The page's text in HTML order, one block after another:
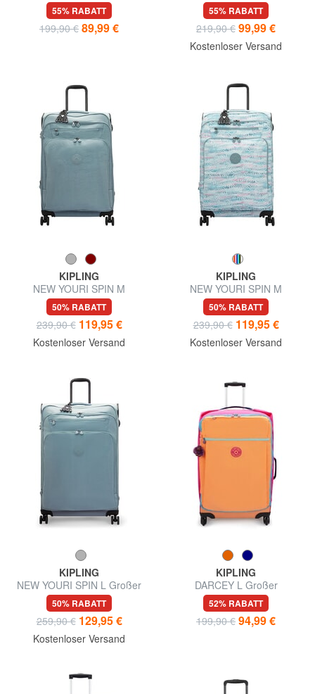
55% RABATT
199,90 € 89,99 €
55% RABATT
219,90 € 99,99 €
Kostenloser Versand
KIPLING
NEW YOURI SPIN M
Mittelgroßer Trolley
50% RABATT
239,90 € 119,95 €
Kostenloser Versand
KIPLING
NEW YOURI SPIN M
Mittelgroßer erweiterbarer
Trolley
50% RABATT
239,90 € 119,95 €
Kostenloser Versand
KIPLING
NEW YOURI SPIN L Großer
Trolley
50% RABATT
259,90 € 129,95 €
Kostenloser Versand
KIPLING
DARCEY L Großer
Einkaufswagen
52% RABATT
199,90 € 94,99 €